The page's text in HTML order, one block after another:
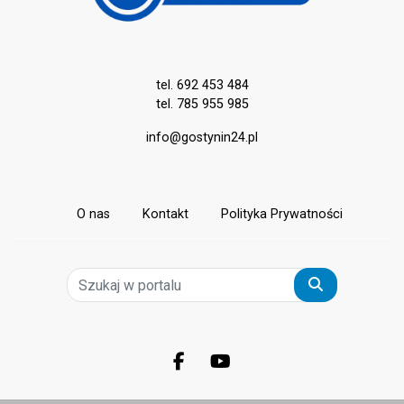
tel. 692 453 484
tel. 785 955 985
info@gostynin24.pl
O nas Kontakt Polityka Prywatności
Szukaj
Facebook.com
Youtube.com